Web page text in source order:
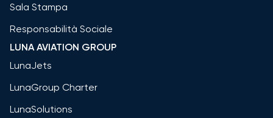
Sala Stampa
Responsabilità Sociale
LUNA AVIATION GROUP
LunaJets
LunaGroup Charter
LunaSolutions